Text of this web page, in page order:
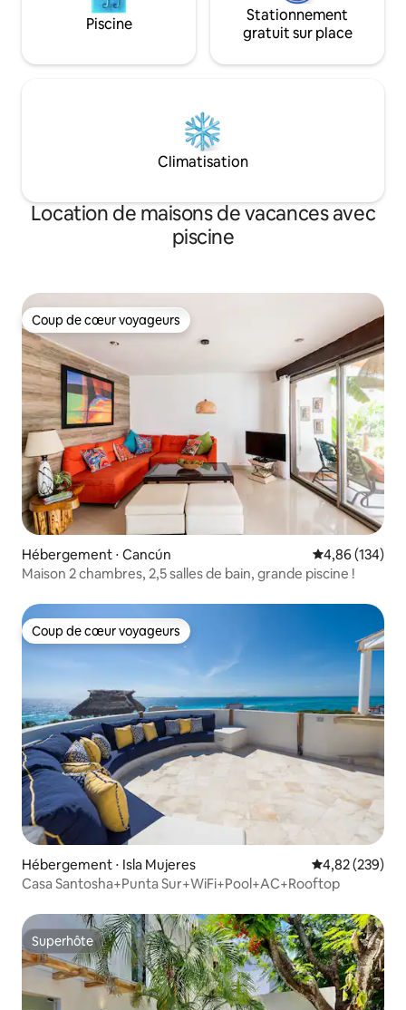
Piscine
Stationnement
gratuit sur place
Climatisation
Location de maisons de vacances avec
piscine
Coup de cœur voyageurs
Coup de cœur voyageurs
Hébergement ⋅ Cancún Évaluation
4,86 (134)
Maison 2 chambres, 2,5 salles de bain, grande piscine !
Coup de cœur voyageurs
Coup de cœur voyageurs
Hébergement ⋅ Isla Mujeres Évaluation
4,82 (239)
Casa Santosha+Punta Sur+WiFi+Pool+AC+Rooftop
Superhôte
Superhôte